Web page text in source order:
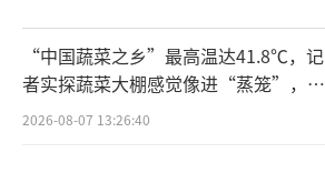
“中国蔬菜之乡”最高温达41.8℃，记
者实探蔬菜大棚感觉像进“蒸笼”，有
村民称只能凌晨两点起来干活
2026-08-07 13:26:40